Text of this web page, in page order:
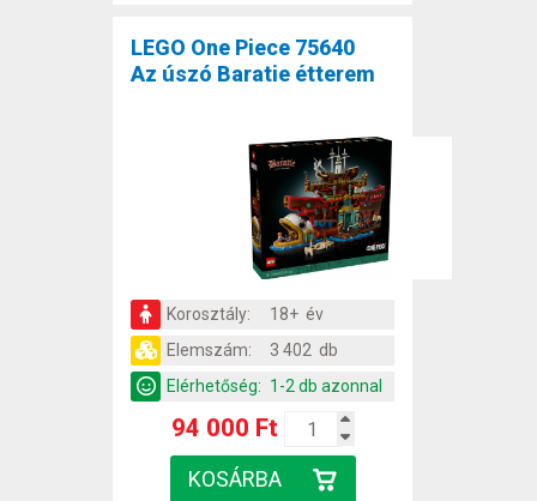
LEGO One Piece 75640
Az úszó Baratie étterem
Korosztály:
18+ év
Elemszám:
3 402 db
Elérhetőség: 1-2 db azonnal
94 000 Ft